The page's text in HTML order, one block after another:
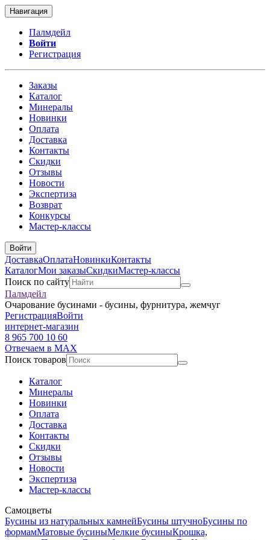
Навигация
Палмдейл
Войти
Регистрация
Заказы
Каталог
Минералы
Новинки
Оплата
Доставка
Контакты
Скидки
Отзывы
Новости
Экспертиза
Возврат
Конкурсы
Мастер-классы
Войти
ДоставкаОплатаНовинкиКонтакты
КаталогМои заказыСкидкиМастер-классы
Поиск по сайту
Палмдейл
Очарование бусинами - бусины, фурнитура, жемчуг
РегистрацияВойти
интернет-магазин
8 965 700 10 60
Отвечаем в MAX
Поиск товаров
Каталог
Минералы
Новинки
Оплата
Доставка
Контакты
Скидки
Отзывы
Новости
Экспертиза
Мастер-классы
Самоцветы
Бусины из натуральных камнейБусины штучноБусины по
формамМатовые бусиныМелкие бусиныКрошка,